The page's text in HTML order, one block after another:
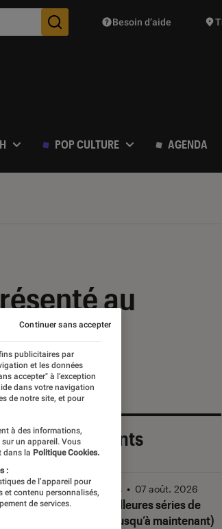
Des suggestions de produits
Besoin d’aide
POP CULTURE AGENDA
au
Les plus récents
Les meilleures séries de
2026 (jusqu’à maintenant)
Séries • 07 août. 2026
publicitaires par
et les données
accepter" à l’exception
dans votre navigation
de notre site, et pour
à des informations,
un appareil. Vous
dans la Politique Cookies.
:
de l’appareil pour
et contenu personnalisés,
de services.
Continuer sans accepter